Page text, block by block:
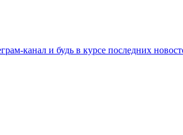
канал и будь в курсе последних